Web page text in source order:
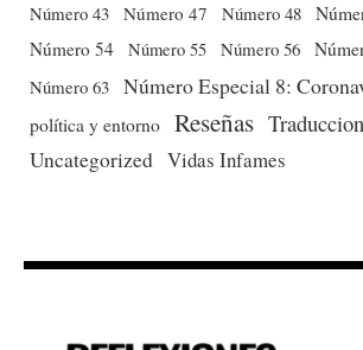
Número 43 Número 47 Número 48
Número 54 Número 55 Número 56
Número 63 Número Especial 8:
política y entorno Reseñas
Uncategorized Vidas Infames